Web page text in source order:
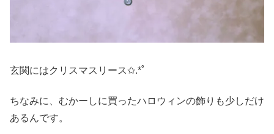
玄関にはクリスマスリース✩.*˚
ちなみに、むかーしに買ったハロウィンの飾りも少しだけ
あるんです。